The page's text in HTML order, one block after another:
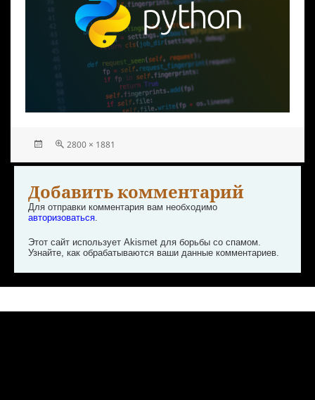
2800 × 1881
Добавить комментарий
Для отправки комментария вам необходимо
авторизоваться.
Этот сайт использует Akismet для борьбы со спамом.
Узнайте, как обрабатываются ваши данные комментариев.